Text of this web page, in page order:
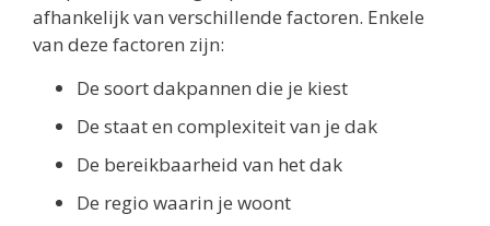
afhankelijk van verschillende factoren. Enkele
van deze factoren zijn:
De soort dakpannen die je kiest
De staat en complexiteit van je dak
De bereikbaarheid van het dak
De regio waarin je woont